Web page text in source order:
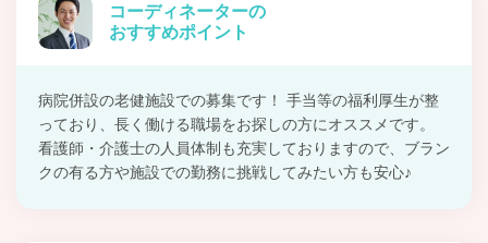
コーディネーターの
おすすめポイント
病院併設の老健施設での募集です！ 手当等の福利厚生が整
っており、長く働ける職場をお探しの方にオススメです。
看護師・介護士の人員体制も充実しておりますので、ブラン
クの有る方や施設での勤務に挑戦してみたい方も安心♪